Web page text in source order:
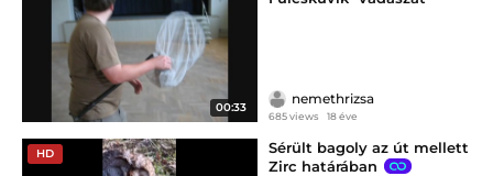
00:33
nemethrizsa
685 views 18 éve
HD
Sérült bagoly az út mellett
Zirc határában